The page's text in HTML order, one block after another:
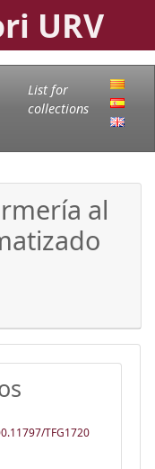
URV
List for
collections
al
TFG1720